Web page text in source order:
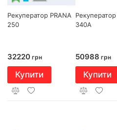
Рекуператор PRANA
250
32220 грн
Купити
Рекуператор
340A
50988 грн
Купити